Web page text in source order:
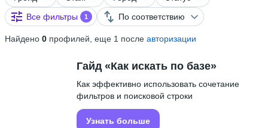
Все фильтры
1 По соответствию
Найдено 0 профилей, еще 1 после авторизации
Гайд «Как искать по базе»
Как эффективно использовать сочетание
фильтров и поисковой строки
Узнать больше